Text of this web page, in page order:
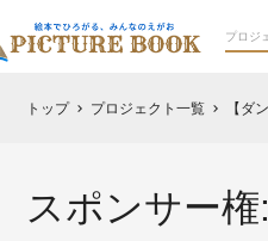
トップ chevron_right プロジェクト一覧 chevron_right 【ダ
スポンサー